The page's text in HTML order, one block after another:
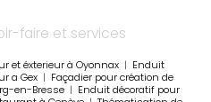
faire et services
et éxterieur à Oyonnax | Enduit
a Gex | Façadier pour création de
en-Bresse | Enduit décoratif pour